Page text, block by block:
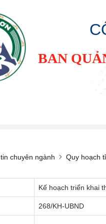
BAN
chuyên ngành Quy hoạch
Kế hoạch triển khai
268/KH-UBND